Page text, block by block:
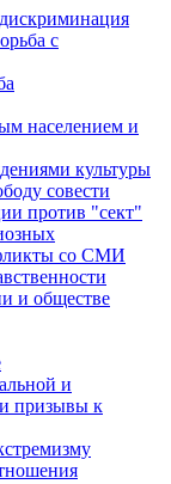
с
населением и
культуры
совести
против "сект"
со СМИ
и обществе
и
призывы к